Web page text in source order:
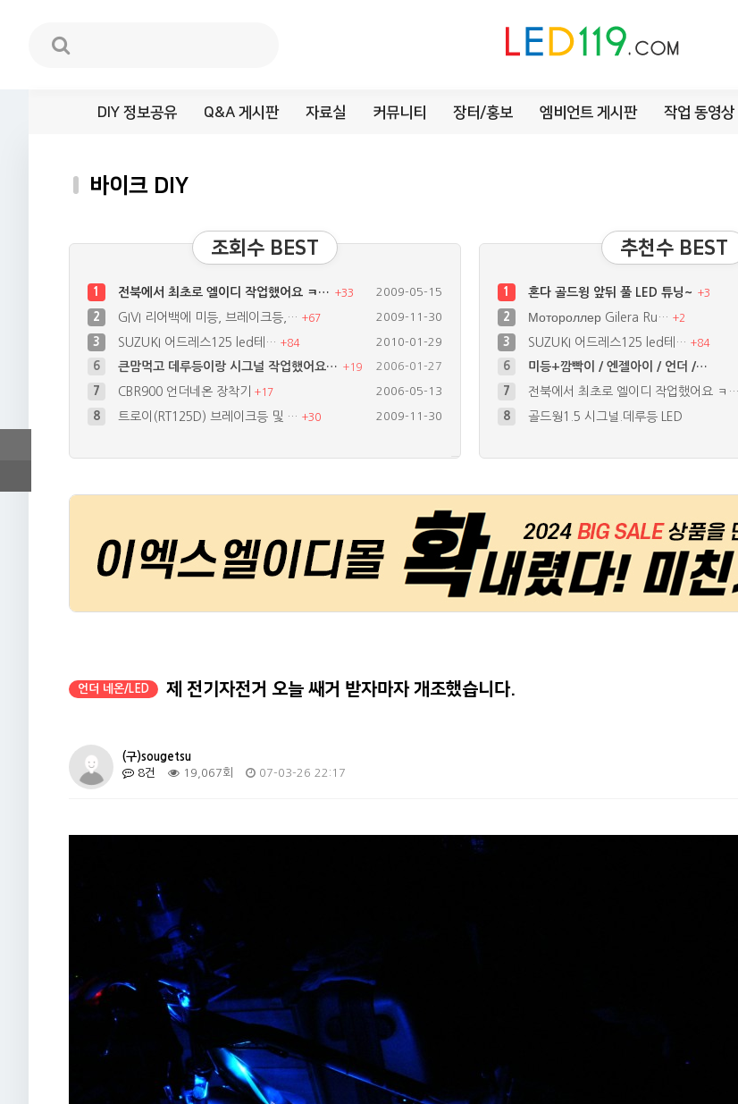
DIY 정보공유 Q&A 게시판 자료실 커뮤니티 장터/홍보 엠비언트 게시판 작업 동영상
바이크 DIY
조회수 BEST
7 CBR900 언더네온 장착기+ 17 2006-05-13
8 트로이(RT125D) 브레이크등 및 … 2009-11-30
9 써지보호회로 자작+15 2007-04-26
5 세상 하나뿐이 바이크? 가장 비싼 ^…+19 2007-02-05
2006-01-27
1 전북에서 최초로 엘이디 작업했어요 ㅋ… +33 2009-05-15
2 GIVI 리어백에 미등, 브레이크등,… +67 2009-11-30
3 SUZUKI 어드레스125 led테… +84 2010-01-29
추천수 BEST
7 전북에서 최초로 엘이디 작업했어요 ㅋ…
8 골드웡1.5 시그널.데루등 LED
9 자전거에 시그널 달기.. 미등+방향지…
5 트로이(RT125D) 브레이크등 및 …+30
미등+깜빡이 / 엔젤아이 / 언더 /…
1 혼다 골드윙 앞뒤 풀 LED 튜닝~ +3
2 Мотороллер Gilera Ru… +2
3 SUZUKI 어드레스125 led테… +84
언더 네온/LED 제 전기자전거 오늘 쌔거 받자마자 개조했습니다.
(구)sougetsu
8건
19,067회 07-03-26 22:17